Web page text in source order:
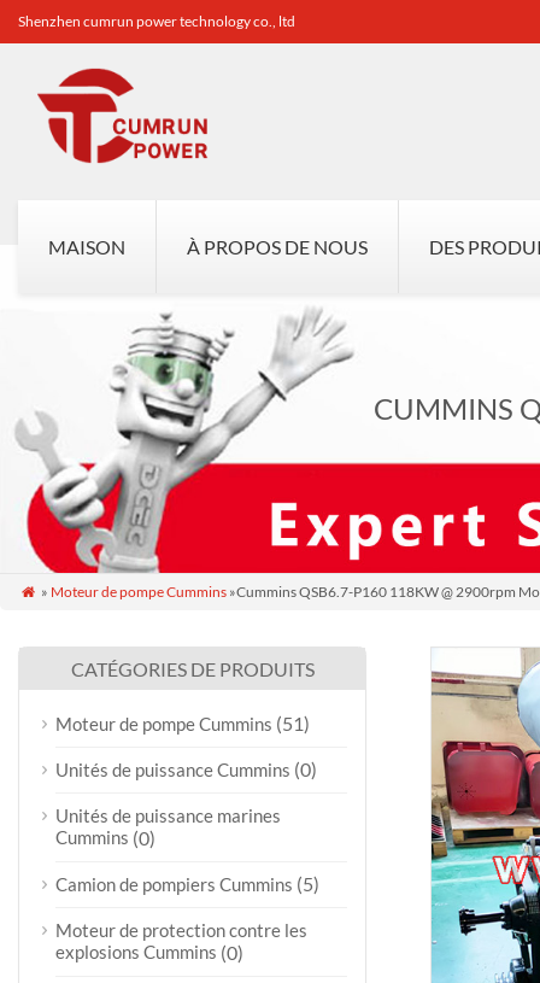
Shenzhen cumrun power technology co., ltd
MAISON À PROPOS DE NOUS DES
CUMMINS
 » Moteur de pompe Cummins»Cummins QSB6.7-P160 118KW @ 2900rpm
CATÉGORIES DE PRODUITS
Moteur de pompe Cummins (51)
Unités de puissance Cummins (0)
Unités de puissance marines
Cummins (0)
Camion de pompiers Cummins (5)
Moteur de protection contre les
explosions Cummins (0)